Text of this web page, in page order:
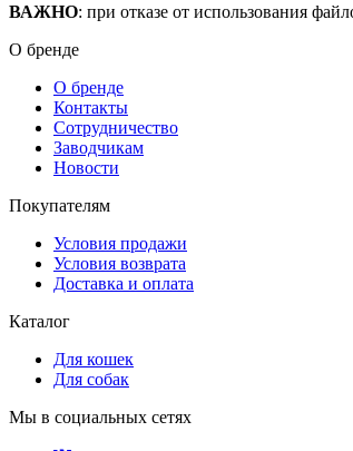
ВАЖНО: при отказе от использования
О бренде
О бренде
Контакты
Сотрудничество
Заводчикам
Новости
Покупателям
Условия продажи
Условия возврата
Доставка и оплата
Каталог
Для кошек
Для собак
Мы в социальных сетях